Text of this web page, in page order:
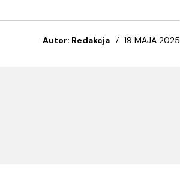
Autor: Redakcja 19 MAJA 2025